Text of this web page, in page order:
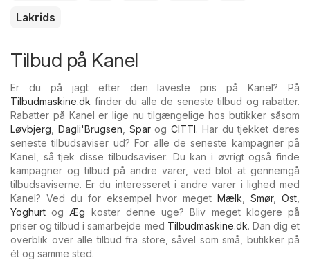
Lakrids
Tilbud på Kanel
Er du på jagt efter den laveste pris på Kanel? På
Tilbudmaskine.dk finder du alle de seneste tilbud og rabatter.
Rabatter på Kanel er lige nu tilgængelige hos butikker såsom
Løvbjerg
Dagli'Brugsen Sparog CITTI. Har du tjekket deres
seneste tilbudsaviser ud? For alle de seneste kampagner på
Kanel, så tjek disse tilbudsaviser: Du kan i øvrigt også finde
kampagner og tilbud på andre varer, ved blot at gennemgå
tilbudsaviserne. Er du interesseret i andre varer i lighed med
Kanel? Ved du for eksempel hvor megetMælk ,Smør,Ost
Yoghurt og Æg koster denne uge? Bliv meget klogere på
priser og tilbud i samarbejde med Tilbudmaskine.dk. Dan dig et
overblik over alle tilbud fra store, såvel som små, butikker på
ét og samme sted.